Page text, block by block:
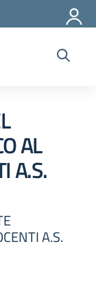
AL
A.S.
A.S.